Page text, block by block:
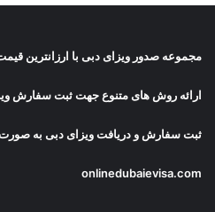
مجموعه صدور ویزای دبی با ارزانترین
ارائه روش های متنوع جهت ثبت سفارش
ثبت سفارش و دریافتویزای دبی به صورت
onlinedubaievisa.com